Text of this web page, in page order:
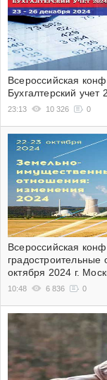
Всероссийская
Бухгалтерский учет
23:13 10 326 0
Всероссийская
октября 2024 г.
10:48 6 836 0